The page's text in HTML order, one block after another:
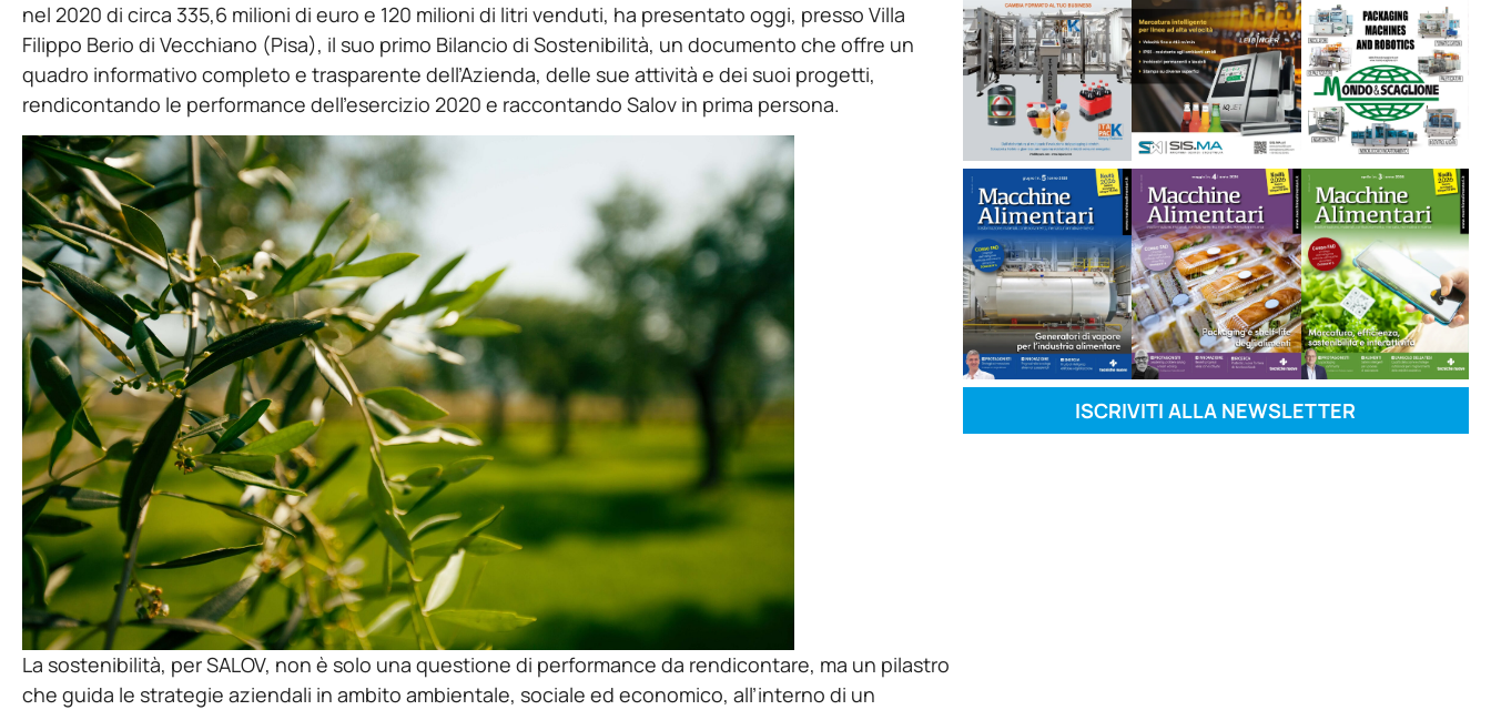
nel 2020 di circa 335,6 milioni di euro e 120 milioni di litri venduti, ha presentato oggi, presso Villa
Filippo Berio di Vecchiano (Pisa), il suo primo Bilancio di Sostenibilità, un documento che offre un
quadro informativo completo e trasparente dell’Azienda, delle sue attività e dei suoi progetti,
rendicontando le performance dell’esercizio 2020 e raccontando Salov in prima persona.
La sostenibilità, per SALOV, non è solo una questione di performance da rendicontare, ma un pilastro
che guida le strategie aziendali in ambito ambientale, sociale ed economico, all’interno di un
ISCRIVITI ALLA NEWSLETTER